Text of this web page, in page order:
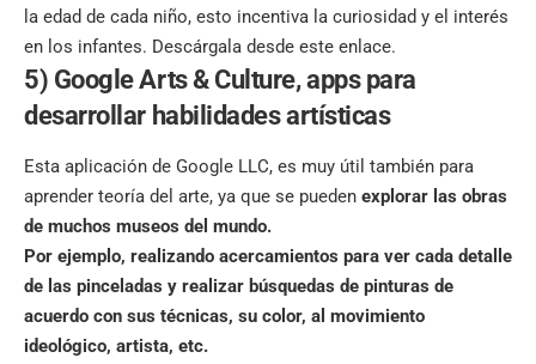
la edad de cada niño, esto incentiva la curiosidad y el interés
en los infantes. Descárgala desde este enlace.
5) Google Arts & Culture, apps para
desarrollar habilidades artísticas
Esta aplicación de Google LLC, es muy útil también para
aprender teoría del arte, ya que se pueden explorar las obras
de muchos museos del mundo.
Por ejemplo, realizando acercamientos para ver cada detalle
de las pinceladas y realizar búsquedas de pinturas de
acuerdo con sus técnicas, su color, al movimiento
ideológico, artista, etc.